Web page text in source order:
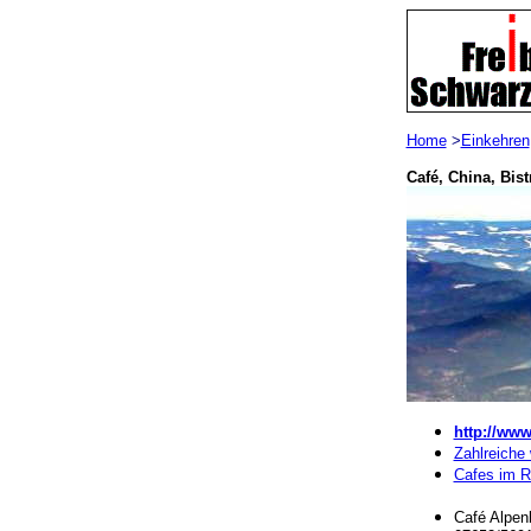
Home> Einkehren
Café, China,
http://
Zahlreiche
Cafes im
Café